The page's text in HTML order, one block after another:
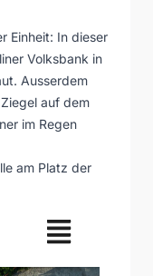
Einheit: In dieser
Volksbank in
Ausserdem
auf dem
im Regen
am Platz der